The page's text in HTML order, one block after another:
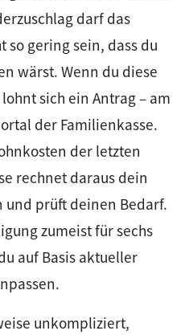
darf das
gering sein, dass du
wärst. Wenn du diese
sich ein Antrag – am
der Familienkasse.
der letzten
rechnet daraus dein
prüft deinen Bedarf.
zumeist für sechs
auf Basis aktueller
unkompliziert,